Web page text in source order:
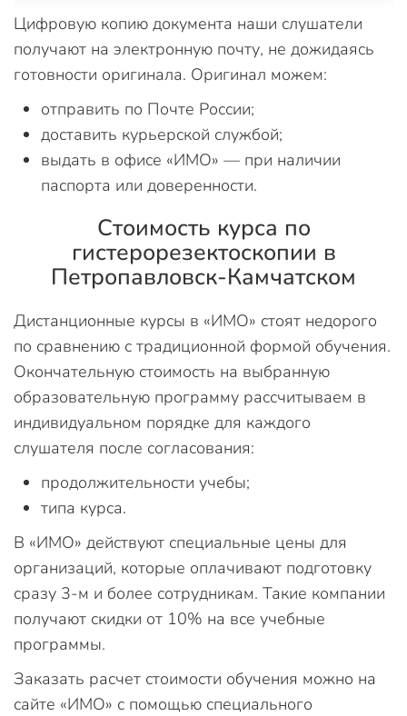
Цифровую копию документа наши слушатели
получают на электронную почту, не дожидаясь
готовности оригинала. Оригинал можем:
отправить по Почте России;
доставить курьерской службой;
выдать в офисе «ИМО» — при наличии
паспорта или доверенности.
Стоимость курса по
гистерорезектоскопии в
Петропавловск-Камчатском
Дистанционные курсы в «ИМО» стоят недорого
по сравнению с традиционной формой обучения.
Окончательную стоимость на выбранную
образовательную программу рассчитываем в
индивидуальном порядке для каждого
слушателя после согласования:
продолжительности учебы;
типа курса.
В «ИМО» действуют специальные цены для
организаций, которые оплачивают подготовку
сразу 3-м и более сотрудникам. Такие компании
получают скидки от 10% на все учебные
программы.
Заказать расчет стоимости обучения можно на
сайте «ИМО» с помощью специального